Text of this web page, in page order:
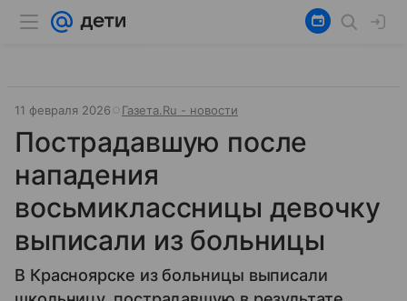
11 февраля 2026 Газета.Ru - новости
Пострадавшую после
нападения
восьмиклассницы девочку
выписали из больницы
В Красноярске из больницы выписали